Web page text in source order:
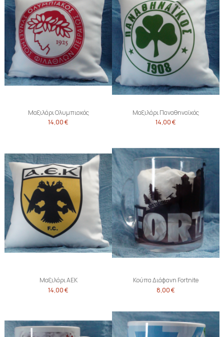
Μαξιλάρι Ολυμπιακός
14,00 €
Μαξιλάρι Παναθηναϊκός
14,00 €
Μαξιλάρι ΑΕΚ
14,00 €
Κούπα Διάφανη Fortnite
8,00 €